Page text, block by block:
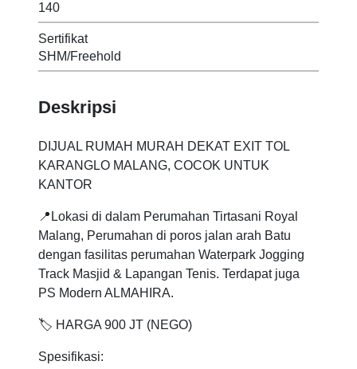
140
Sertifikat
SHM/Freehold
Deskripsi
DIJUAL RUMAH MURAH DEKAT EXIT TOL
KARANGLO MALANG, COCOK UNTUK
KANTOR
📍Lokasi di dalam Perumahan Tirtasani Royal
Malang, Perumahan di poros jalan arah Batu
dengan fasilitas perumahan Waterpark Jogging
Track Masjid & Lapangan Tenis. Terdapat juga
PS Modern ALMAHIRA.
🏷️ HARGA 900 JT (NEGO)
Spesifikasi: